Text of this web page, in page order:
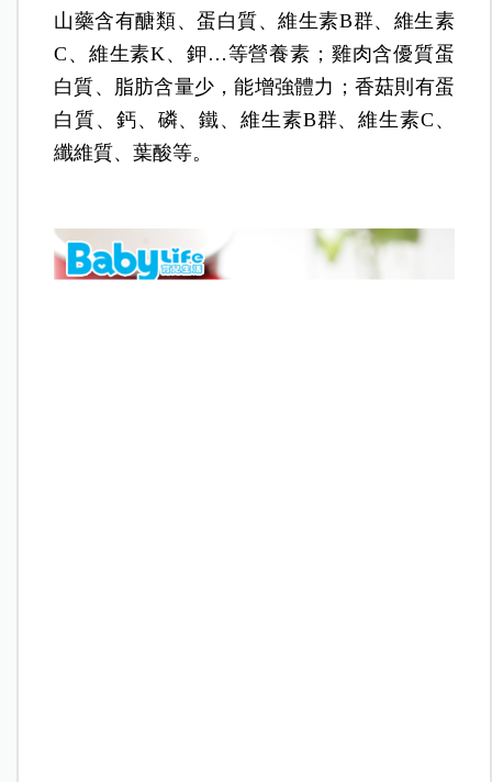
山藥含有醣類、蛋白質、維生素B群、維生素
C、維生素K、鉀…等營養素；雞肉含優質蛋
白質、脂肪含量少，能增強體力；香菇則有蛋
白質、鈣、磷、鐵、維生素B群、維生素C、
纖維質、葉酸等。